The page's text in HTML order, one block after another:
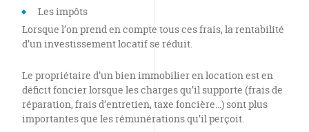
Les impôts
Lorsque l’on prend en compte tous ces frais, la rentabilité
d’un investissement locatif se réduit.
Le propriétaire d’un bien immobilier en location est en
déficit foncier lorsque les charges qu’il supporte (frais de
réparation, frais d’entretien, taxe foncière…) sont plus
importantes que les rémunérations qu’il perçoit.